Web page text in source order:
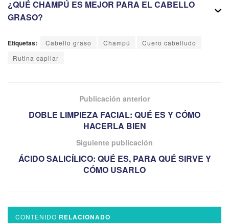
¿QUÉ CHAMPÚ ES MEJOR PARA EL CABELLO
GRASO?
Etiquetas: Cabello graso Champú
Cuero cabelludo
Rutina capilar
Publicación anterior
DOBLE LIMPIEZA FACIAL: QUÉ ES Y CÓMO
HACERLA BIEN
Siguiente publicación
ÁCIDO SALICÍLICO: QUÉ ES, PARA QUÉ SIRVE Y
CÓMO USARLO
CONTENIDO RELACIONADO